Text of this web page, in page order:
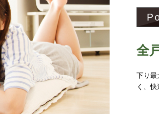
全
下り最
く、快